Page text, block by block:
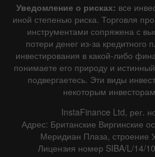
Уведомление о рисках: все
иной степенью риска. Торговля
инструментами сопряжена с
потери денег из-за кредитного
инвестирования в какой-либо
понимаете его природу и
подвергаетесь. Эти виды
некоторым
InstaFinance Ltd, рег.
Адрес: Британские Виргинские
Меридиан Плаза, строение
Лицензия номер SIBA/L/14/